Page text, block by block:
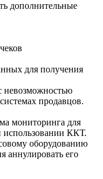
дополнительные
для получения
невозможностью
продавцов.
мониторинга для
использовании ККТ.
оборудованию
аннулировать его